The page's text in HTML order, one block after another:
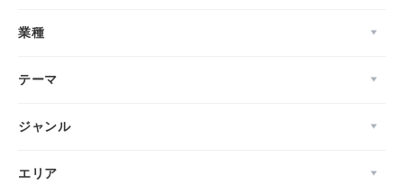
業種
テーマ
ジャンル
エリア